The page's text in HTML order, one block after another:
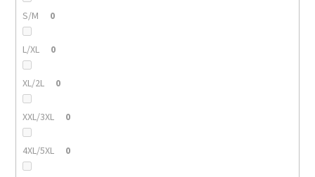
S/M 0
L/XL 0
XL/2L 0
XXL/3XL 0
4XL/5XL 0